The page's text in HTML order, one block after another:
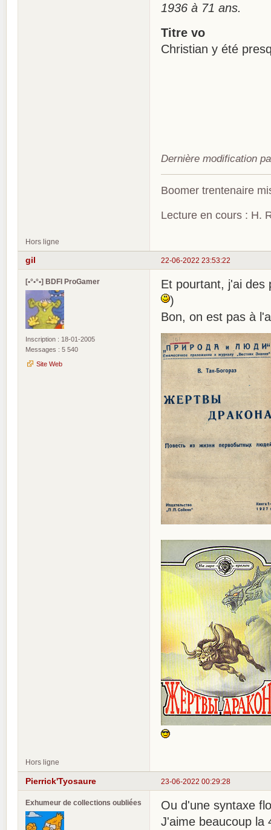
1936 à 71 ans.
Titre vo
Christian y été
Dernière modification
Boomer trentenaire
Lecture en cours : H.
Hors ligne
22-06-2022 23:53:22
gil
[•°•°•] BDFI ProGamer
Inscription : 18-01-2005
Messages : 5 540
Site Web
Et pourtant, j'ai des
)
Bon, on est pas à
Hors ligne
23-06-2022 00:29:28
Pierrick'Tyosaure
Exhumeur de collections oubliées
Ou d'une syntaxe
J'aime beaucoup la